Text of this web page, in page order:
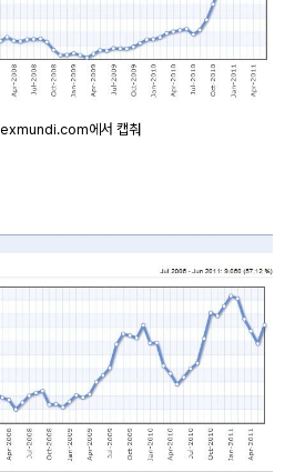
에서 캡춰